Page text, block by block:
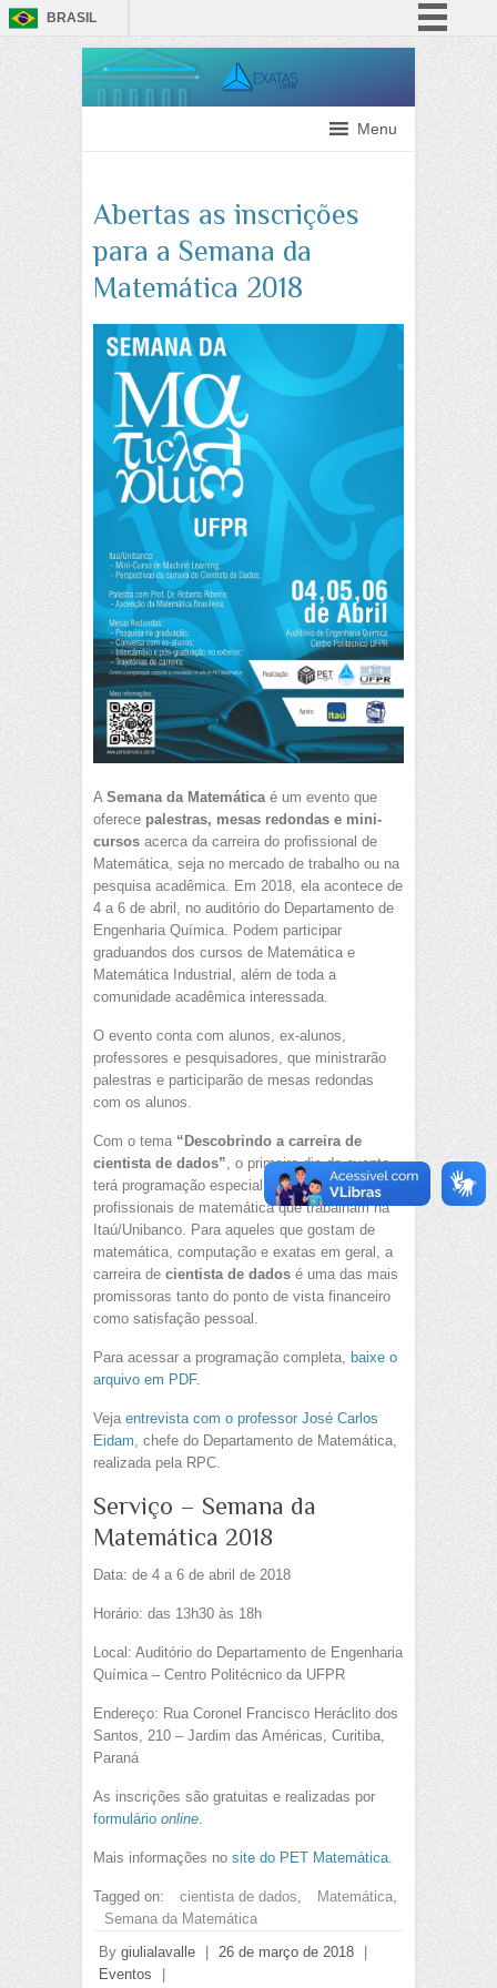
BRASIL
ParticipeMenu
Abertas as inscrições
para a Semana da
Matemática 2018
A Semana da Matemáticaé um evento que
oferece palestras, mesas redondas e mini-
cursos acerca da carreira do profissional de
Matemática, seja no mercado de trabalho ou na
pesquisa acadêmica. Em 2018, ela acontece de
4 a 6 de abril, no auditório do Departamento de
Engenharia Química. Podem participar
graduandos dos cursos de Matemática e
Matemática Industrial, além de toda a
comunidade acadêmica interessada.
O evento conta com alunos, ex-alunos,
professores e pesquisadores, que ministrarão
palestras e participarão de mesas redondas
com os alunos.
Com o tema “Descobrindo a carreira de
cientista de dados”, o primeiro dia de evento
terá programação especial e será conduzido por
profissionais de matemática que trabalham na
Itaú/Unibanco. Para aqueles que gostam de
matemática, computação e exatas em geral, a
carreira de cientista de dados é uma das mais
promissoras tanto do ponto de vista financeiro
como satisfação pessoal.
Para acessar a programação completa, baixe o
arquivo em PDF.
Veja entrevista com o professor José Carlos
Eidam, chefe do Departamento de Matemática,
realizada pela RPC.
Serviço – Semana da
Matemática 2018
Data: de 4 a 6 de abril de 2018
Horário: das 13h30 às 18h
Local: Auditório do Departamento de Engenharia
Química – Centro Politécnico da UFPR
Endereço: Rua Coronel Francisco Heráclito dos
Santos, 210 – Jardim das Américas, Curitiba,
Paraná
As inscrições são gratuitas e realizadas por
formulário online.
Mais informações no site do PET Matemática.
Tagged on: cientista de dados, Matemática,
Semana da Matemática
By giulialavalle 26 de março de 2018
Eventos